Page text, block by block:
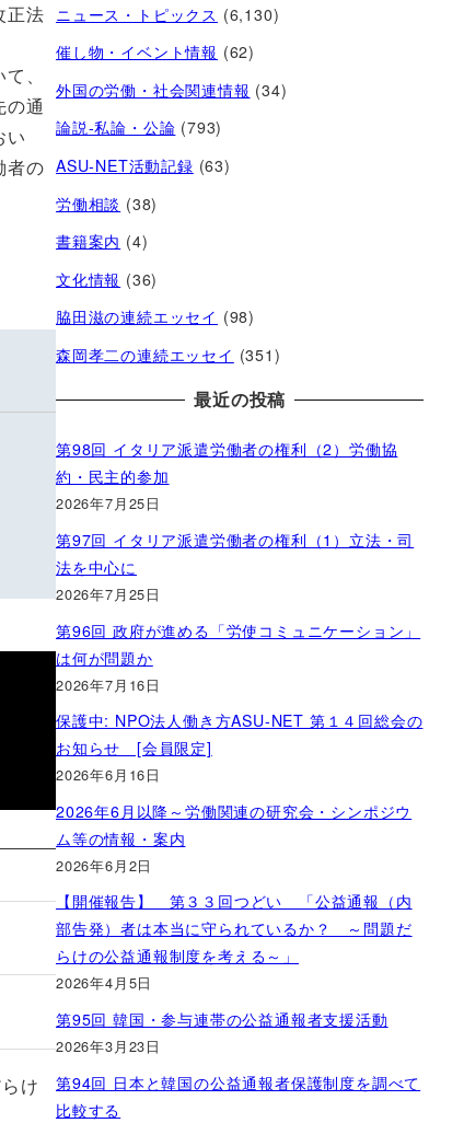
正法
、
の通
い
者の
け
ニュース・トピックス (6,130)
催し物・イベント情報 (62)
外国の労働・社会関連情報 (34)
論説-私論・公論 (793)
ASU-NET活動記録 (63)
労働相談 (38)
書籍案内 (4)
文化情報 (36)
脇田滋の連続エッセイ (98)
森岡孝二の連続エッセイ (351)
最近の投稿
第98回 イタリア派遣労働者の権利（2）労働協
約・民主的参加
2026年7月25日
第97回 イタリア派遣労働者の権利（1）立法・司
法を中心に
2026年7月25日
第96回 政府が進める「労使コミュニケーション」
は何が問題か
2026年7月16日
保護中: NPO法人働き方ASU-NET 第１４回総会の
お知らせ [会員限定]
2026年6月16日
2026年6月以降～労働関連の研究会・シンポジウ
ム等の情報・案内
2026年6月2日
【開催報告】 第３３回つどい 「公益通報（内
部告発）者は本当に守られているか？ ～問題だ
らけの公益通報制度を考える～」
2026年4月5日
第95回 韓国・参与連帯の公益通報者支援活動
2026年3月23日
第94回 日本と韓国の公益通報者保護制度を調べて
比較する